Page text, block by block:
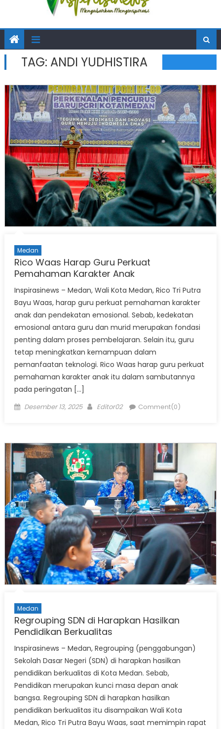
TAG: ANDI YUDHISTIRA
Medan
Rico Waas Harap Guru Perkuat
Pemahaman Karakter Anak
Inspirasinews – Medan, Wali Kota Medan, Rico Tri Putra
Bayu Waas, harap guru perkuat pemahaman karakter
anak dan pendekatan emosional. Sebab, kedekatan
emosional antara guru dan murid merupakan fondasi
penting dalam proses pembelajaran. Selain itu, guru
tetap meningkatkan kemampuan dalam
pemanfaatan teknologi. Rico Waas harap guru perkuat
pemahaman karakter anak itu dalam sambutannya
pada peringatan […]
Posted
Desember 13, 2025 Author
Editor02 Comment(0)
Medan
Regrouping SDN di Harapkan Hasilkan
Pendidikan Berkualitas
Inspirasinews – Medan, Regrouping (penggabungan)
Sekolah Dasar Negeri (SDN) di harapkan hasilkan
pendidikan berkualitas di Kota Medan. Sebab,
Pendidikan merupakan kunci masa depan anak
bangsa. Regrouping SDN di harapkan hasilkan
pendidikan berkualitas itu disampaikan Wali Kota
Medan, Rico Tri Putra Bayu Waas, saat memimpin rapat